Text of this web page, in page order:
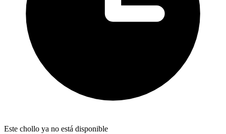
Este chollo ya no está disponible